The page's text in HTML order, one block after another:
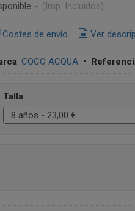
- (Imp. Incluidos)
Costes de envío Ver
: COCO ACQUA•
Talla